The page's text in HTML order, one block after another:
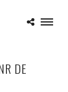
DE